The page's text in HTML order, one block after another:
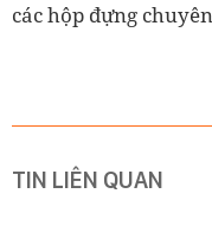
các hộp đựng
TIN LIÊN QUAN